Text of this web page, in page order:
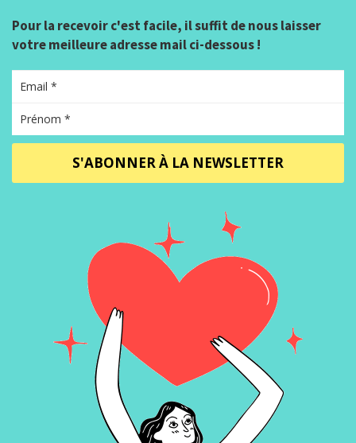
Pour la recevoir c'est facile, il suffit de nous laisser
votre meilleure adresse mail ci-dessous !
S'ABONNER À LA NEWSLETTER